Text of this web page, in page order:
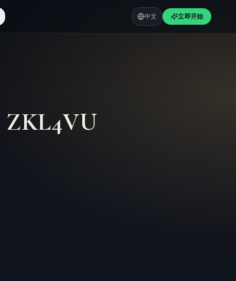
中文 立即开始
ZKL4VU